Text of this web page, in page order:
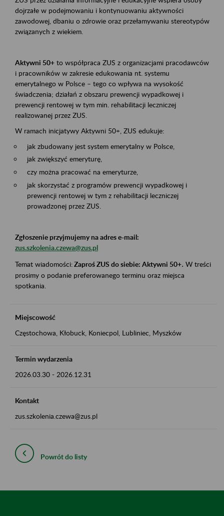
dojrzałe w podejmowaniu i kontynuowaniu aktywności
zawodowej, dbaniu o zdrowie oraz przełamywaniu stereotypów
związanych z wiekiem.
Aktywni 50+ to współpraca ZUS z organizacjami pracodawców
i pracowników w zakresie edukowania nt. systemu
emerytalnego w Polsce – tego co wpływa na wysokość
świadczenia; działań z obszaru prewencji wypadkowej i
prewencji rentowej w tym min. rehabilitacji leczniczej
realizowanej przez ZUS.
W ramach inicjatywy Aktywni 50+, ZUS edukuje:
jak zbudowany jest system emerytalny w Polsce,
jak zwiększyć emeryturę,
czy można pracować na emeryturze,
jak skorzystać z programów prewencji wypadkowej i
prewencji rentowej w tym z rehabilitacji leczniczej
prowadzonej przez ZUS.
Zgłoszenie przyjmujemy na adres e-mail:
zus.szkolenia.czewa@zus.pl
Temat wiadomości:Zaproś ZUS do siebie: Aktywni 50+. W treści
prosimy o podanie preferowanego terminu oraz miejsca
spotkania.
Miejscowość
Częstochowa, Kłobuck, Koniecpol, Lubliniec, Myszków
Termin wydarzenia
2026.03.30 - 2026.12.31
Kontakt
zus.szkolenia.czewa@zus.pl
Powrót do listy